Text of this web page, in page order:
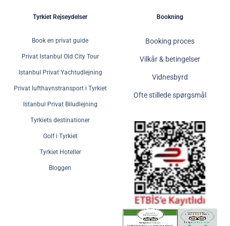
Tyrkiet Rejseydelser
Book en privat guide
Privat Istanbul Old City Tour
Istanbul Privat Yachtudlejning
Privat lufthavnstransport i Tyrkiet
Istanbul Privat Biludlejning
Tyrkiets destinationer
Golf i Tyrkiet
Tyrkiet Hoteller
Bloggen
Bookning
Booking proces
Vilkår & betingelser
Vidnesbyrd
Ofte stillede spørgsmål